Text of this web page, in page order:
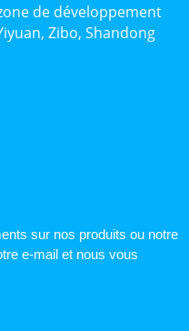
de développement
Zibo, Shandong
sur nos produits ou notre
e-mail et nous vous